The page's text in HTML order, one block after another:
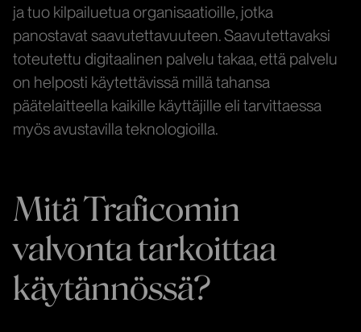
ja tuo kilpailuetua organisaatioille, jotka
panostavat saavutettavuuteen. Saavutettavaksi
toteutettu digitaalinen palvelu takaa, että palvelu
on helposti käytettävissä millä tahansa
päätelaitteella kaikille käyttäjille eli tarvittaessa
myös avustavilla teknologioilla.
Mitä Traficomin
valvonta tarkoittaa
käytännössä?